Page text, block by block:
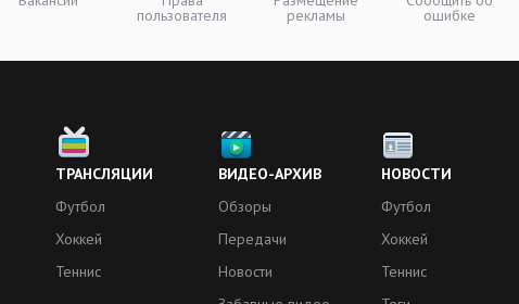
пользователя рекламы ошибке
ТРАНСЛЯЦИИ
Футбол
Хоккей
Теннис
ВИДЕО-АРХИВ
Обзоры
Передачи
Новости
НОВОСТИ
Футбол
Хоккей
Теннис